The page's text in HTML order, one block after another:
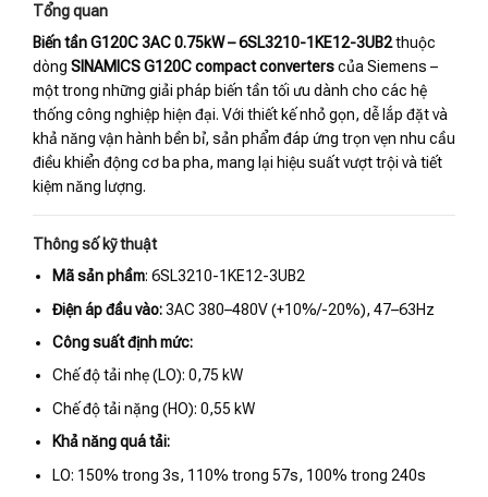
Tổng quan
Biến tần G120C 3AC 0.75kW – 6SL3210-1KE12-3UB2thuộc
dòng SINAMICS G120C compact converterscủa Siemens –
một trong những giải pháp biến tần tối ưu dành cho các hệ
thống công nghiệp hiện đại. Với thiết kế nhỏ gọn, dễ lắp đặt và
khả năng vận hành bền bỉ, sản phẩm đáp ứng trọn vẹn nhu cầu
điều khiển động cơ ba pha, mang lại hiệu suất vượt trội và tiết
kiệm năng lượng.
Thông số kỹ thuật
Mã sản phầm: 6SL3210-1KE12-3UB2
Điện áp đầu vào:3AC 380–480V (+10%/-20%), 47–63Hz
Công suất định mức:
Chế độ tải nhẹ (LO): 0,75 kW
Chế độ tải nặng (HO): 0,55 kW
Khả năng quá tải:
LO: 150% trong 3s, 110% trong 57s, 100% trong 240s